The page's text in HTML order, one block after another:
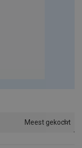
Meest gekocht